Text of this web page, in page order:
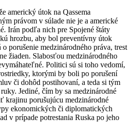
americký útok na Qassema
právom v súlade nie je a americké
Irán podľa nich pre Spojené štáty
hrozbu, aby bol preventívny útok
porušenie medzinárodného práva, trest
žiaden. Slabosťou medzinárodného
Politici sú si toho vedomí,
ktorými by boli po porušení
či dohôd postihovaní, a teda si tým
Jediné, čím by sa medzinárodné
krajinu porušujúcu medzinárodné
ekonomických či diplomatických
v prípade potrestania Ruska po jeho